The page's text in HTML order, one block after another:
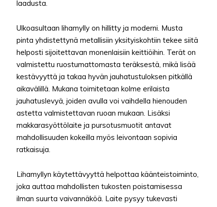
laadusta.
Ulkoasultaan lihamylly on hillitty ja moderni. Musta
pinta yhdistettynä metallisiin yksityiskohtiin tekee siitä
helposti sijoitettavan monenlaisiin keittiöihin. Terät on
valmistettu ruostumattomasta teräksestä, mikä lisää
kestävyyttä ja takaa hyvän jauhatustuloksen pitkällä
aikavälillä. Mukana toimitetaan kolme erilaista
jauhatuslevyä, joiden avulla voi vaihdella hienouden
astetta valmistettavan ruoan mukaan. Lisäksi
makkarasyöttölaite ja pursotusmuotit antavat
mahdollisuuden kokeilla myös leivontaan sopivia
ratkaisuja.
Lihamyllyn käytettävyyttä helpottaa käänteistoiminto,
joka auttaa mahdollisten tukosten poistamisessa
ilman suurta vaivannäköä. Laite pysyy tukevasti